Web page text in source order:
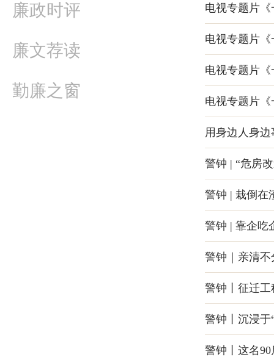
廉政时评
廉文荐读
勤廉之窗
电视专题片
电视专题片
电视专题片
电视专题片
用身边人身
警钟 | “危房
警钟 | 栽倒在
警钟 | 靠企吃
警钟｜亲清
警钟丨征迁
警钟丨沉浸于
警钟丨这名